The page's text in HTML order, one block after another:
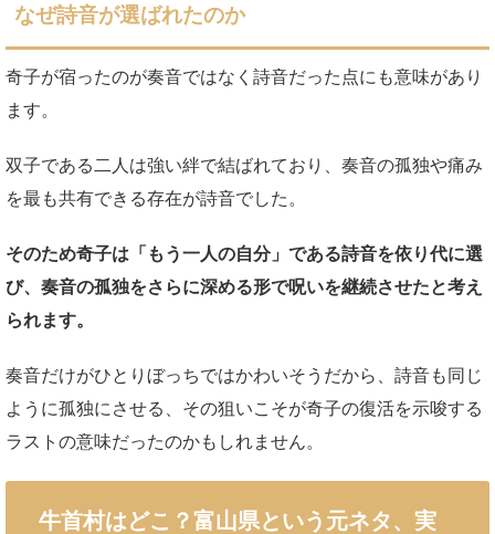
なぜ詩音が選ばれたのか
奇子が宿ったのが奏音ではなく詩音だった点にも意味があり
ます。
双子である二人は強い絆で結ばれており、奏音の孤独や痛み
を最も共有できる存在が詩音でした。
そのため奇子は「もう一人の自分」である詩音を依り代に選
び、奏音の孤独をさらに深める形で呪いを継続させたと考え
られます。
奏音だけがひとりぼっちではかわいそうだから、詩音も同じ
ように孤独にさせる、その狙いこそが奇子の復活を示唆する
ラストの意味だったのかもしれません。
牛首村はどこ？富山県という元ネタ、実